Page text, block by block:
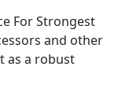
For Strongest
and other
as a robust